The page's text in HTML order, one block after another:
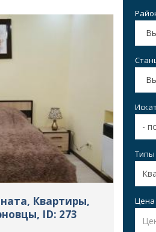
Квартиры,
ID: 273
Типы
Цена